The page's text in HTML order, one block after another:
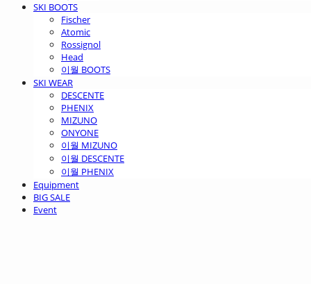
SKI BOOTS
Fischer
Atomic
Rossignol
Head
이월 BOOTS
SKI WEAR
DESCENTE
PHENIX
MIZUNO
ONYONE
이월 MIZUNO
이월 DESCENTE
이월 PHENIX
Equipment
BIG SALE
Event